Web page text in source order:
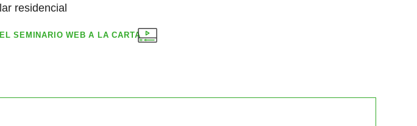
residencial
SEMINARIO WEB A LA CARTA